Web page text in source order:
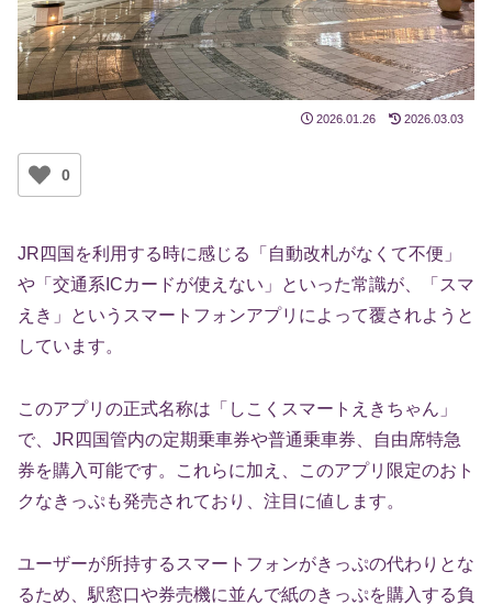
2026.01.26 2026.03.03
0
JR四国を利用する時に感じる「自動改札がなくて不便」
や「交通系ICカードが使えない」といった常識が、「スマ
えき」というスマートフォンアプリによって覆されようと
しています。
このアプリの正式名称は「しこくスマートえきちゃん」
で、JR四国管内の定期乗車券や普通乗車券、自由席特急
券を購入可能です。これらに加え、このアプリ限定のおト
クなきっぷも発売されており、注目に値します。
ユーザーが所持するスマートフォンがきっぷの代わりとな
るため、駅窓口や券売機に並んで紙のきっぷを購入する負